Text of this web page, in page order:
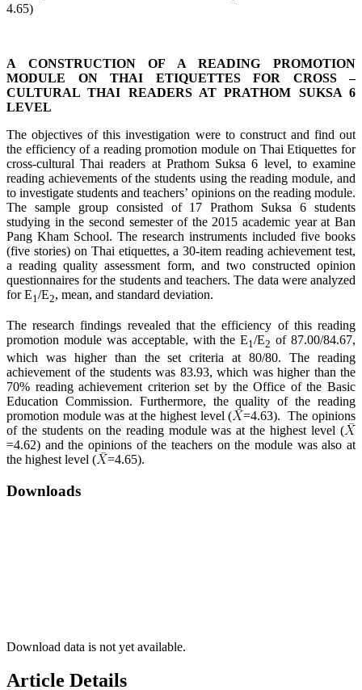
4.65)
A CONSTRUCTION OF A READING PROMOTION
MODULE ON THAI ETIQUETTES FOR CROSS –
CULTURAL THAI READERS AT PRATHOM SUKSA 6
LEVEL
The objectives of this investigation were to construct and find out
the efficiency of a reading promotion module on Thai Etiquettes for
cross-cultural Thai readers at Prathom Suksa 6 level, to examine
reading achievements of the students using the reading module, and
to investigate students and teachers’ opinions on the reading module.
The sample group consisted of 17 Prathom Suksa 6 students
studying in the second semester of the 2015 academic year at Ban
Pang Kham School. The research instruments included five books
(five stories) on Thai etiquettes, a 30-item reading achievement test,
a reading quality assessment form, and two constructed opinion
questionnaires for the students and teachers. The data were analyzed
for E1 /E2, mean, and standard deviation.
The research findings revealed that the efficiency of this reading
promotion module was acceptable, with the E1/E2 of 87.00/84.67,
which was higher than the set criteria at 80/80. The reading
achievement of the students was 83.93, which was higher than the
70% reading achievement criterion set by the Office of the Basic
Education Commission. Furthermore, the quality of the reading
promotion module was at the highest level (
=4.63). The opinions
of the students on the reading module was at the highest level (
=4.62) and the opinions of the teachers on the module was also at
the highest level (
=4.65).
Downloads
Download data is not yet available.
Article Details